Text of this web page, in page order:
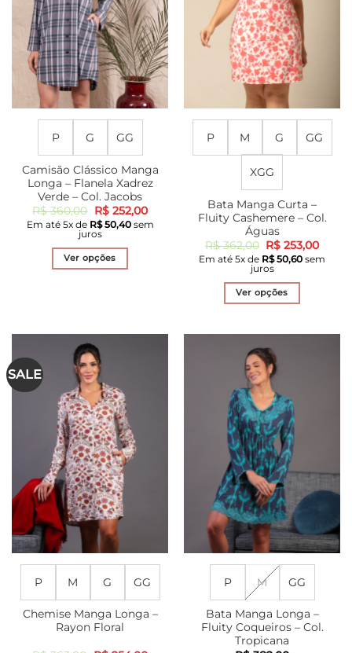
P G GG
Camisão Clássico Manga
Longa – Flanela Xadrez
Verde – Col. Jacobs
R$360,00 O
preço
original
era:
R$ 360,00.
R$252,00O
preço
atual
Em até 5x de R$50,40sem
juros
Ver opções
variantes.
As
opções
podem
ser
escolhidas
na
página
do
produto
P M G GG
XGG
Bata Manga Curta –
Fluity Cashemere – Col.
Águas
R$362,00 O
preço
original
era:
R$ 362,00.
R$ 253,00O
preço
atual
Em até 5x de R$50,60 sem
juros
Ver opções
várias
variantes.
As
opções
podem
ser
escolhidas
na
página
do
produto
SALE
P M G GG
Chemise Manga Longa –
Rayon Floral
P M GG
Bata Manga Longa –
Fluity Coqueiros – Col.
Tropicana